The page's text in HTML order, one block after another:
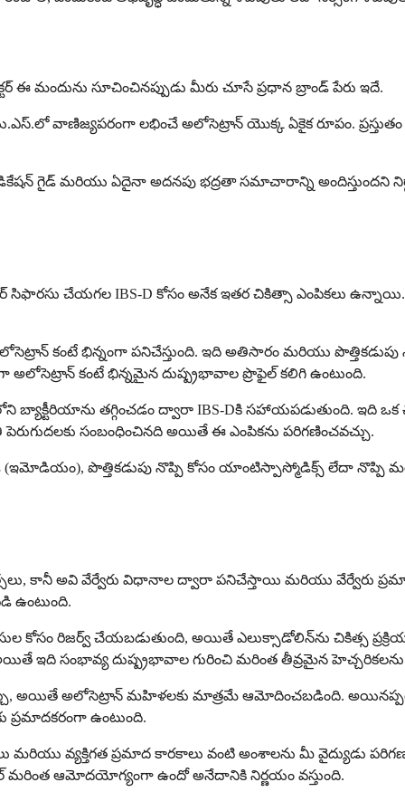
ఈ మందును సూచించినప్పుడు మీరు చూసే ప్రధాన బ్రాండ్ పేరు ఇదే.
వాణిజ్యపరంగా లభించే అలోసెట్రాన్ యొక్క ఏకైక రూపం.
మెడికేషన్ గైడ్ మరియు ఏదైనా అదనపు భద్రతా సమాచారాన్ని అందిస్తుందని
సిఫారసు చేయగల IBS-D కోసం అనేక ఇతర చికిత్సా ఎంపికలు
కంటే భిన్నంగా పనిచేస్తుంది. ఇది అతిసారం మరియు
కంటే భిన్నమైన దుష్ప్రభావాల ప్రొఫైల్ కలిగి ఉంటుంది.
తగ్గించడం ద్వారా IBS-Dకి సహాయపడుతుంది. ఇది ఒక
సంబంధించినది అయితే ఈ ఎంపికను పరిగణించవచ్చు.
పొత్తికడుపు నొప్పి కోసం యాంటిస్పాస్మోడిక్స్ లేదా నొప్పి
కానీ అవి వేర్వేరు విధానాల ద్వారా పనిచేస్తాయి మరియు వేర్వేరు
ఉంటుంది.
కోసం రిజర్వ్ చేయబడుతుంది, అయితే ఎలుక్సాడోలిన్‌ను చికిత్స
ఇది సంభావ్య దుష్ప్రభావాల గురించి మరింత తీవ్రమైన
అయితే అలోసెట్రాన్ మహిళలకు మాత్రమే ఆమోదించబడింది.
ప్రమాదకరంగా ఉంటుంది.
మరియు వ్యక్తిగత ప్రమాద కారకాలు వంటి అంశాలను మీ వైద్యుడు
మరింత ఆమోదయోగ్యంగా ఉందో అనేదానికి నిర్ణయం వస్తుంది.